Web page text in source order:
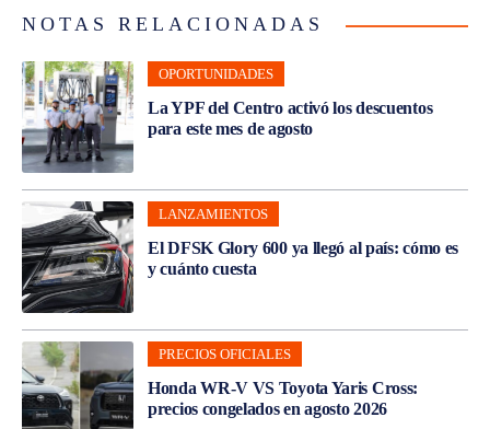
NOTAS RELACIONADAS
OPORTUNIDADES
La YPF del Centro activó los descuentos
para este mes de agosto
LANZAMIENTOS
El DFSK Glory 600 ya llegó al país: cómo es
y cuánto cuesta
PRECIOS OFICIALES
Honda WR-V VS Toyota Yaris Cross:
precios congelados en agosto 2026